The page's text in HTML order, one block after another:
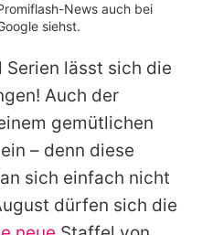
Richtlinien
News auch bei
siehst.
Serien lässt sich die
Auch der
gemütlichen
– denn diese
sich einfach nicht
dürfen sich die